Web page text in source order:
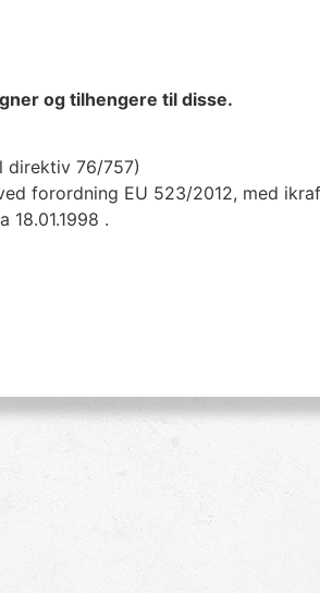
og tilhengere til disse.
direktiv 76/757)
forordning EU 523/2012, med
18.01.1998 .